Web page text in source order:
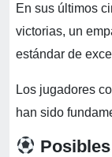
En sus últimos
victorias, un
estándar de
Los jugadores
han sido